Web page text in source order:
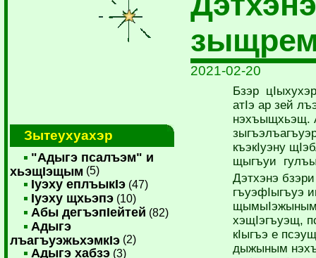
Зытеухуахэр
"Адыгэ псалъэм" и
хьэщIэщым (5)
Iуэху еплъыкIэ (47)
Iуэху щхьэпэ (10)
Абы дегъэпIейтей (82)
Адыгэ
лъагъуэжьхэмкIэ (2)
Адыгэ хабзэ (3)
2021-02-20
Бзэр
атIэ ар зей
нэхъыщхьэщ.
къэ­кIуэну
щыгъуи
Дэтхэнэ
гъуэфIыгъуэ
щымыIэжыным
хэ­щIэ­гъуэщ,
кIыгъэ е
дыжыным